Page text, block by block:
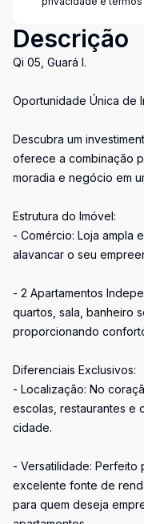
Descrição
Qi 05, Guará I.
Oportunidade Única de
Descubra um
oferece a combinação
moradia e negócio em
Estrutura do Imóvel:
- Comércio: Loja ampla
alavancar o seu
- 2 Apartamentos
quartos, sala, banheiro
proporcionando
Diferenciais Exclusivos:
- Localização: No
escolas, restaurantes e
cidade.
- Versatilidade: Perfeito
excelente fonte de
para quem deseja